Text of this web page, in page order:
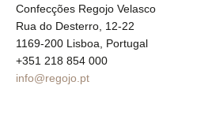
Confecções Regojo Velasco
Rua do Desterro, 12-22
1169-200 Lisboa, Portugal
+351 218 854 000
info@regojo.pt